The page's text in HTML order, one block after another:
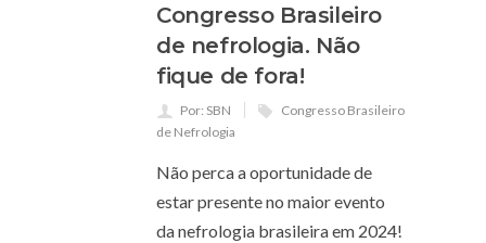
Congresso Brasileiro
de nefrologia. Não
fique de fora!
Por: SBN
Congresso Brasileiro
de Nefrologia
Não perca a oportunidade de
estar presente no maior evento
da nefrologia brasileira em 2024!